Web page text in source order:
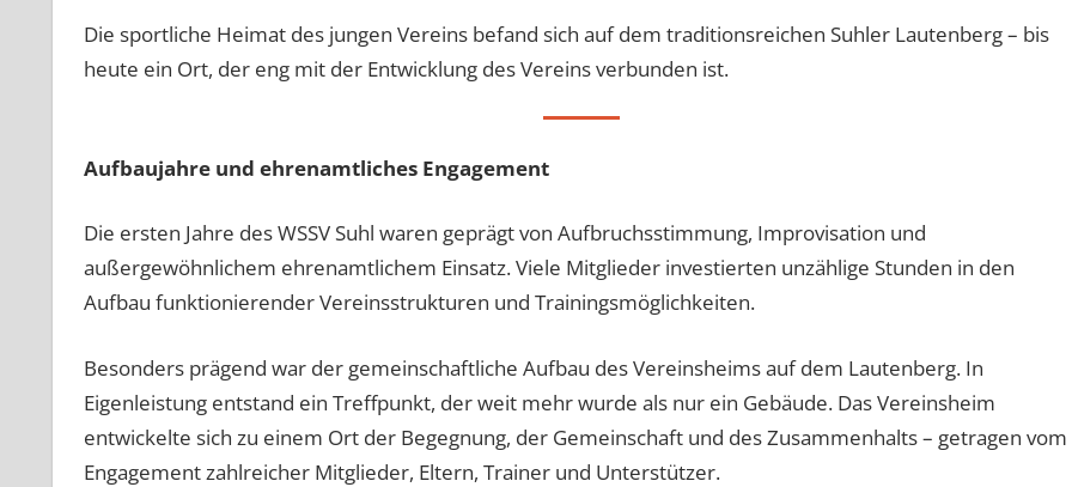
Die sportliche Heimat des jungen Vereins befand sich auf dem traditionsreichen Suhler Lautenberg – bis
heute ein Ort, der eng mit der Entwicklung des Vereins verbunden ist.
Aufbaujahre und ehrenamtliches Engagement
Die ersten Jahre des WSSV Suhl waren geprägt von Aufbruchsstimmung, Improvisation und
außergewöhnlichem ehrenamtlichem Einsatz. Viele Mitglieder investierten unzählige Stunden in den
Aufbau funktionierender Vereinsstrukturen und Trainingsmöglichkeiten.
Besonders prägend war der gemeinschaftliche Aufbau des Vereinsheims auf dem Lautenberg. In
Eigenleistung entstand ein Treffpunkt, der weit mehr wurde als nur ein Gebäude. Das Vereinsheim
entwickelte sich zu einem Ort der Begegnung, der Gemeinschaft und des Zusammenhalts – getragen vom
Engagement zahlreicher Mitglieder, Eltern, Trainer und Unterstützer.